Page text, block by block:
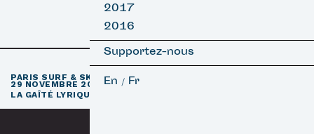
2017
2016
Supportez-nous
En / Fr
PARIS SURF & SKATEBOARD FILM FESTIVAL
29 NOVEMBRE 2026
LA GAÎTÉ LYRIQUE · PARIS 3